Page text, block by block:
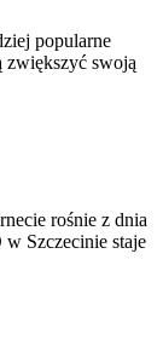
popularne
zwiększyć swoją
rośnie z dnia
Szczecinie staje